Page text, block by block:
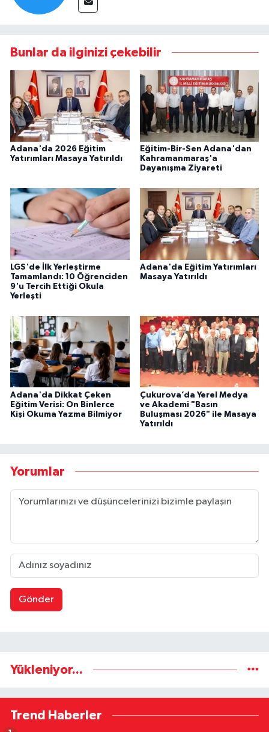
Bunlar da ilginizi çekebilir
Adana'da 2026 Eğitim
Yatırımları Masaya Yatırıldı
Eğitim-Bir-Sen Adana'dan
Kahramanmaraş'a
Dayanışma Ziyareti
LGS'de İlk Yerleştirme
Tamamlandı: 10 Öğrenciden
9'u Tercih Ettiği Okula
Yerleşti
Adana'da Eğitim Yatırımları
Masaya Yatırıldı
Adana'da Dikkat Çeken
Eğitim Verisi: On Binlerce
Kişi Okuma Yazma Bilmiyor
Çukurova’da Yerel Medya
ve Akademi "Basın
Buluşması 2026" ile Masaya
Yatırıldı
Yorumlar
Gönder
Yükleniyor...
Trend Haberler